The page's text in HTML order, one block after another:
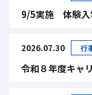
9/5実施 体験入
2026.07.30 行
令和８年度キャ